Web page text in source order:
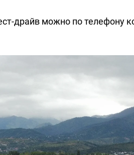
драйв можно по телефону